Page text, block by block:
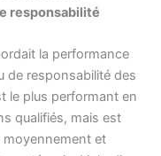
responsabilité
la performance
de responsabilité des
le plus performant en
qualifiés, mais est
moyennement et